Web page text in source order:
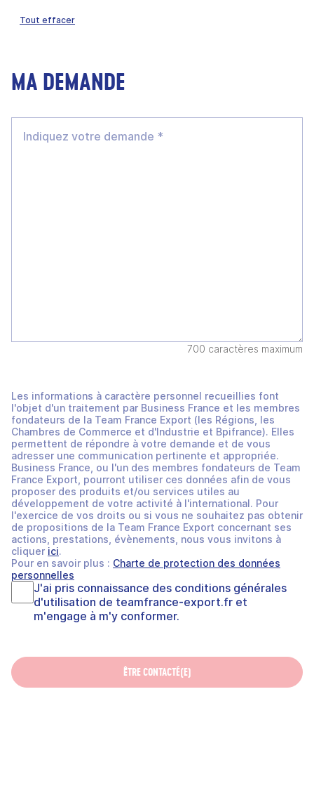
Tout effacer
MA DEMANDE
700 caractères maximum
Les informations à caractère personnel recueillies font
l'objet d'un traitement par Business France et les membres
fondateurs de la Team France Export (les Régions, les
Chambres de Commerce et d'Industrie et Bpifrance). Elles
permettent de répondre à votre demande et de vous
adresser une communication pertinente et appropriée.
Business France, ou l'un des membres fondateurs de Team
France Export, pourront utiliser ces données afin de vous
proposer des produits et/ou services utiles au
développement de votre activité à l'international. Pour
l'exercice de vos droits ou si vous ne souhaitez pas obtenir
de propositions de la Team France Export concernant ses
actions, prestations, évènements, nous vous invitons à
cliquer ici.
Pour en savoir plus : Charte de protection des données
personnelles
J'ai pris connaissance des conditions générales
d'utilisation de teamfrance-export.fr et
m'engage à m'y conformer.
ÊTRE CONTACTÉ(E)